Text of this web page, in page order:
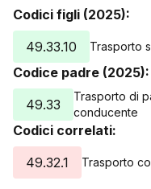
Codici figli (2025):
49.33.10
Trasporto
Codice padre (2025):
49.33
Trasporto di
conducente
Codici correlati:
49.32.1
Trasporto